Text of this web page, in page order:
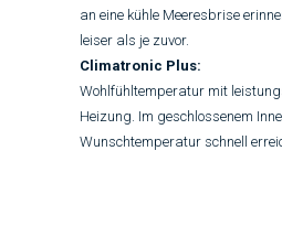
an eine kühle Meeresbrise
leiser als je zuvor.
Climatronic Plus:
Wohlfühltemperatur mit
Heizung. Im geschlossenem
Wunschtemperatur schnell